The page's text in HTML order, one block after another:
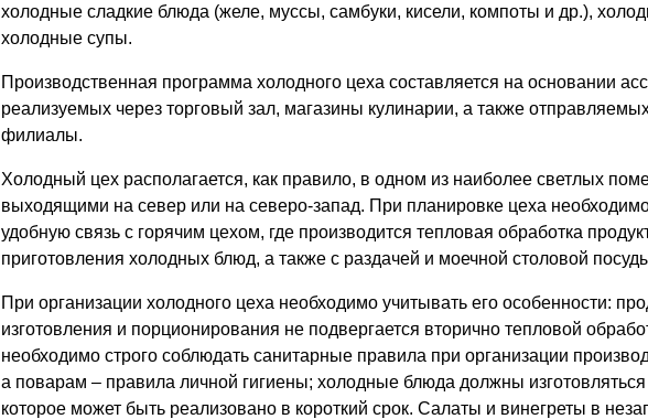
холодные сладкие блюда (желе, муссы, самбуки, кисели, компоты и др.),
холодные супы.
Производственная программа холодного цеха составляется на основании
реализуемых через торговый зал, магазины кулинарии, а также
филиалы.
Холодный цех располагается, как правило, в одном из наиболее светлых
выходящими на север или на северо-запад. При планировке цеха
удобную связь с горячим цехом, где производится тепловая обработка
приготовления холодных блюд, а также с раздачей и моечной столовой
При организации холодного цеха необходимо учитывать его особенности:
изготовления и порционирования не подвергается вторично тепловой
необходимо строго соблюдать санитарные правила при организации
а поварам – правила личной гигиены; холодные блюда должны изготовляться
которое может быть реализовано в короткий срок. Салаты и винегреты в